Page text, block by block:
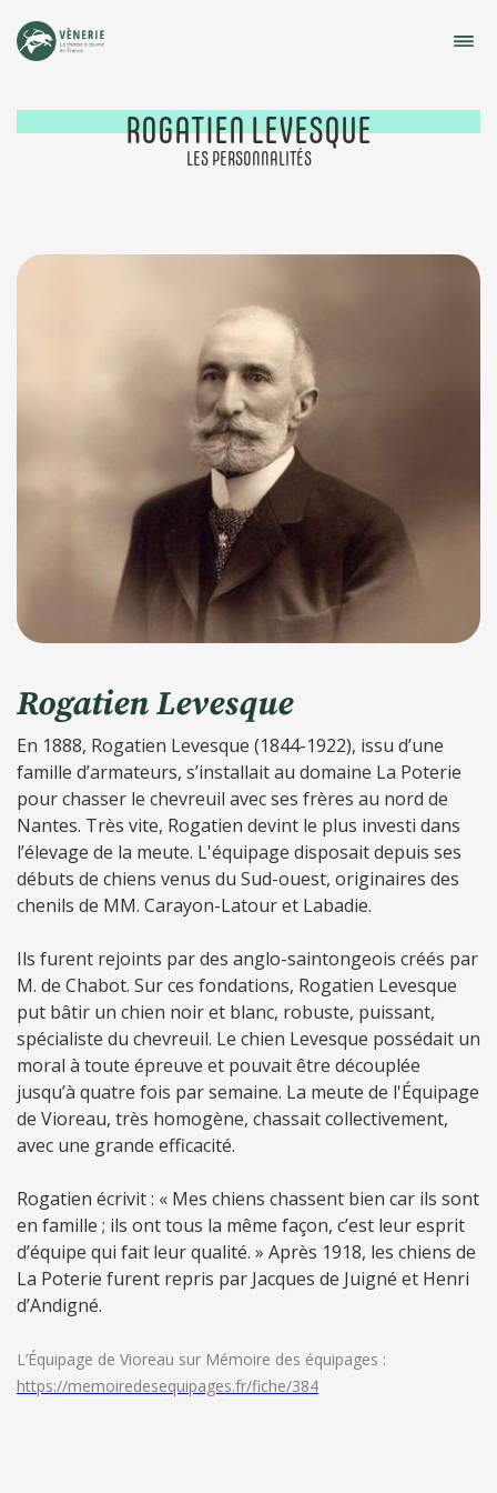
ROGATIENLEVESQUE
LES PERSONNALITÉS
Rogatien Levesque
En 1888, Rogatien Levesque (1844-1922), issu d’une
famille d’armateurs, s’installait au domaine La Poterie
pour chasser le chevreuil avec ses frères au nord de
Nantes. Très vite, Rogatien devint le plus investi dans
l’élevage de la meute. L'équipage disposait depuis ses
débuts de chiens venus du Sud-ouest, originaires des
chenils de MM. Carayon-Latour et Labadie.
Ils furent rejoints par des anglo-saintongeois créés par
M. de Chabot. Sur ces fondations, Rogatien Levesque
put bâtir un chien noir et blanc, robuste, puissant,
spécialiste du chevreuil. Le chien Levesque possédait un
moral à toute épreuve et pouvait être découplée
jusqu’à quatre fois par semaine. La meute de l'Équipage
de Vioreau, très homogène, chassait collectivement,
avec une grande efficacité.
Rogatien écrivit : « Mes chiens chassent bien car ils sont
en famille ; ils ont tous la même façon, c’est leur esprit
d’équipe qui fait leur qualité. » Après 1918, les chiens de
La Poterie furent repris par Jacques de Juigné et Henri
d’Andigné.
L’Équipage de Vioreau sur Mémoire des équipages :
https://memoiredesequipages.fr/fiche/384